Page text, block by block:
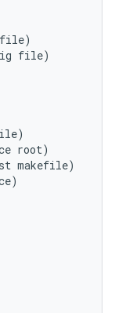
)
file)
)
root)
makefile)
)